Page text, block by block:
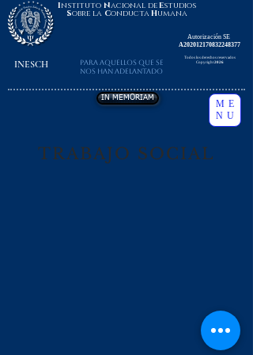
Instituto Nacional deEstudios
Sobre la ConductaHumana
IN MEMORIAM
Para aquellos que se
nos han adelantado
INESCH
Todos los derechos reservados
Copyright 2026
Autorización SE
A202012170832248377
ME
NU
TRABAJO SOCIAL